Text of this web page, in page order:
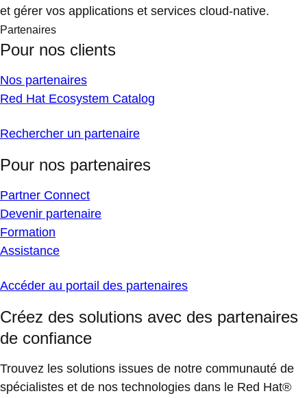
et gérer vos applications et services cloud-native.
Partenaires
Pour nos clients
Nos partenaires
Red Hat Ecosystem Catalog
Rechercher un partenaire
Pour nos partenaires
Partner Connect
Devenir partenaire
Formation
Assistance
Accéder au portail des partenaires
Créez des solutions avec des partenaires
de confiance
Trouvez les solutions issues de notre communauté de
spécialistes et de nos technologies dans le Red Hat®